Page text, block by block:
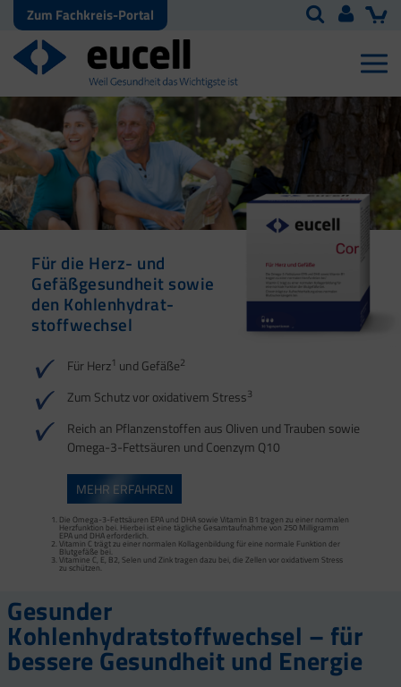
Zum Fachkreis-Portal
Für die Herz- und
Gefäßgesundheit sowie
den Kohlenhydrat­
stoffwechsel
Für Herz1 und Gefäße2
Zum Schutz vor oxidativem Stress3
Reich an Pflanzenstoffen aus Oliven und Trauben sowie
Omega-3-Fettsäuren und Coenzym Q10
MEHR ERFAHREN
Die Omega-3-Fettsäuren EPA und DHA sowie Vitamin B1 tragen zu einer normalen
Herzfunktion bei. Hierbei ist eine tägliche Gesamtaufnahme von 250 Milligramm
EPA und DHA erforderlich.
Vitamin C trägt zu einer normalen Kollagenbildung für eine normale Funktion der
Blutgefäße bei.
Vitamine C, E, B2, Selen und Zink tragen dazu bei, die Zellen vor oxidativem Stress
zu schützen.
Gesunder
Kohlenhydratstoffwechsel – für
bessere Gesundheit und Energie